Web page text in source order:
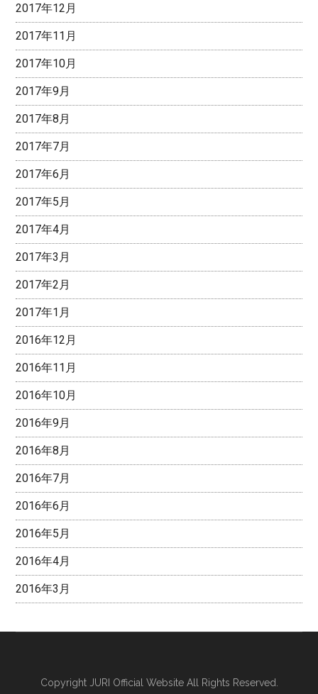
2017年12月
2017年11月
2017年10月
2017年9月
2017年8月
2017年7月
2017年6月
2017年5月
2017年4月
2017年3月
2017年2月
2017年1月
2016年12月
2016年11月
2016年10月
2016年9月
2016年8月
2016年7月
2016年6月
2016年5月
2016年4月
2016年3月
Copyright JURI Official WebsiteAll Rights Reserved.